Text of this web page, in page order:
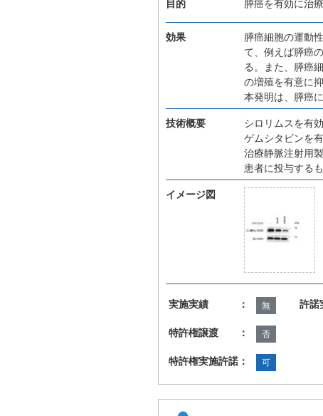
目的 膵癌を有効に治
効果
膵癌細胞の運動
て、例えば膵癌
る。また、膵癌
の増殖を有意に
本発明は、膵癌
技術概要
シロリムスを有
ゲムシタビンを
治療静脈注射用
患者に投与する
イメージ図
実施実績 ： 無 許
特許権譲渡 ： 否
特許権実施許諾： 可